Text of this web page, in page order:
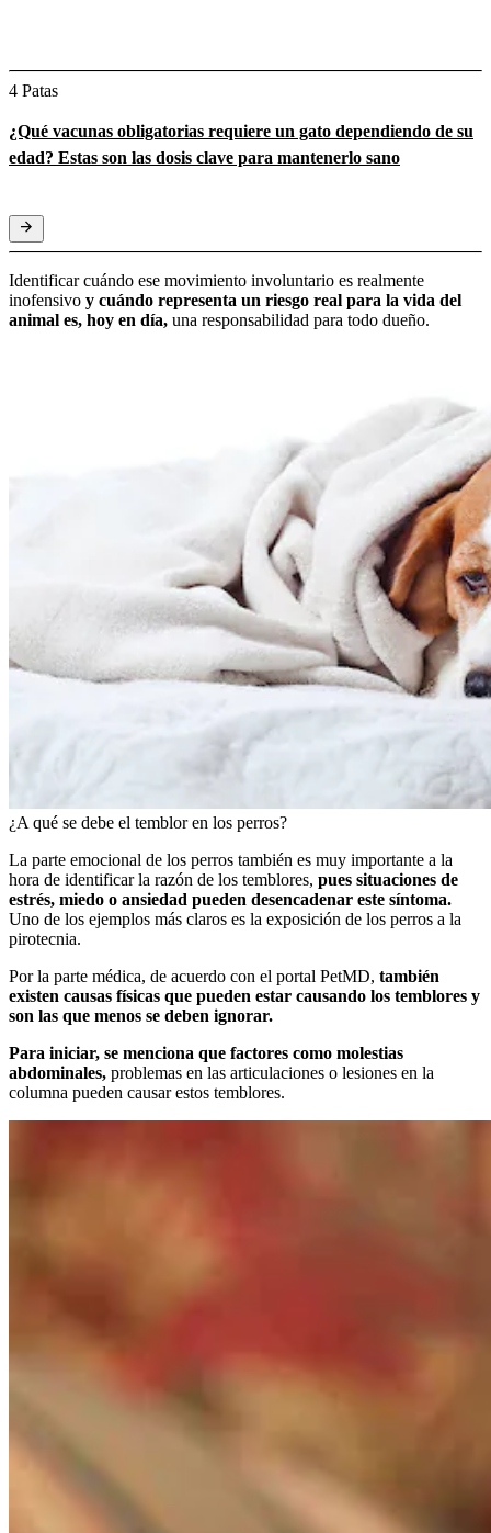
4 Patas
¿Qué vacunas obligatorias requiere un gato dependiendo de su
edad? Estas son las dosis clave para mantenerlo sano
Identificar cuándo ese movimiento involuntario es realmente
inofensivo y cuándo representa un riesgo real para la vida del
animal es, hoy en día, una responsabilidad para todo dueño.
¿A qué se debe el temblor en los perros?
La parte emocional de los perros también es muy importante a la
hora de identificar la razón de los temblores, pues situaciones de
estrés, miedo o ansiedad pueden desencadenar este síntoma.
Uno de los ejemplos más claros es la exposición de los perros a la
pirotecnia.
Por la parte médica, de acuerdo con el portal PetMD, también
existen causas físicas que pueden estar causando los temblores y
son las que menos se deben ignorar.
Para iniciar, se menciona que factores como molestias
abdominales, problemas en las articulaciones o lesiones en la
columna pueden causar estos temblores.